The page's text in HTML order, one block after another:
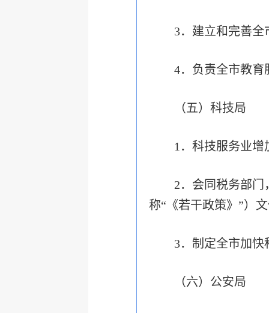
3．建立和完善
4．负责全市教育
（五）科技局
1．科技服务业
2．会同税务部
称“《若干政策》”）
3．制定全市加
（六）公安局